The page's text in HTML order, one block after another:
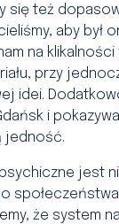
się też
aby był
na
przy
idei.
i
jedność.
jest
że system